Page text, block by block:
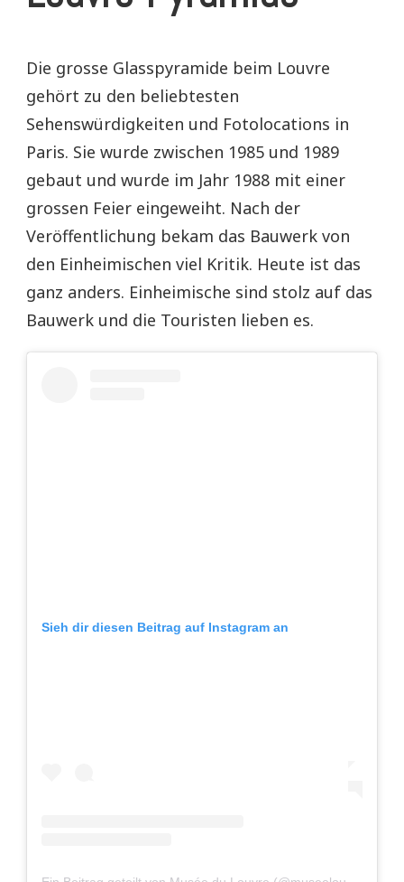
Die grosse Glasspyramide beim Louvre
gehört zu den beliebtesten
Sehenswürdigkeiten und Fotolocations in
Paris. Sie wurde zwischen 1985 und 1989
gebaut und wurde im Jahr 1988 mit einer
grossen Feier eingeweiht. Nach der
Veröffentlichung bekam das Bauwerk von
den Einheimischen viel Kritik. Heute ist das
ganz anders. Einheimische sind stolz auf das
Bauwerk und die Touristen lieben es.
Sieh dir diesen Beitrag auf Instagram an